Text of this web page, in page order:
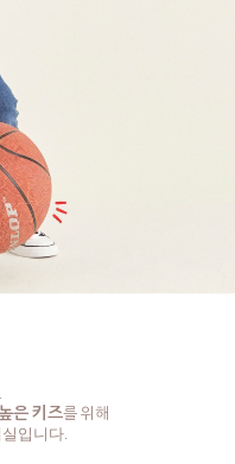
은 키즈를 위해
입니다.